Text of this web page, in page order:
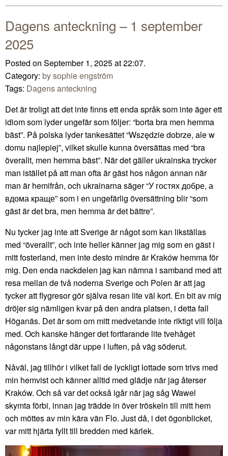
Dagens anteckning – 1 september
2025
Posted on September 1, 2025 at 22:07.
Category: by sophie engström
Tags: Dagens anteckning
Det är troligt att det inte finns ett enda språk som inte äger ett
idiom som lyder ungefär som följer: “borta bra men hemma
bäst”. På polska lyder tankesättet “Wszędzie dobrze, ale w
domu najlepiej”, vilket skulle kunna översättas med “bra
överallt, men hemma bäst”. När det gäller ukrainska trycker
man istället på att man ofta är gäst hos någon annan när
man är hemifrån, och ukrainarna säger “У гостях добре, а
вдома краще” som i en ungefärlig översättning blir “som
gäst är det bra, men hemma är det bättre”.
Nu tycker jag inte att Sverige är något som kan likställas
med “överallt”, och inte heller känner jag mig som en gäst i
mitt fosterland, men inte desto mindre är Kraków hemma för
mig. Den enda nackdelen jag kan nämna i samband med att
resa mellan de två noderna Sverige och Polen är att jag
tycker att flygresor gör själva resan lite väl kort. En bit av mig
dröjer sig nämligen kvar på den andra platsen, i detta fall
Höganäs. Det är som om mitt medvetande inte riktigt vill följa
med. Och kanske hänger det fortfarande lite tvehåget
någonstans långt där uppe i luften, på väg söderut.
Nåväl, jag tillhör i vilket fall de lyckligt lottade som trivs med
min hemvist och känner alltid med glädje när jag återser
Kraków. Och så var det också igår när jag såg Wawel
skymta förbi, innan jag trädde in över tröskeln till mitt hem
och möttes av min kära vän Flo. Just då, i det ögonblicket,
var mitt hjärta fyllt till bredden med kärlek.